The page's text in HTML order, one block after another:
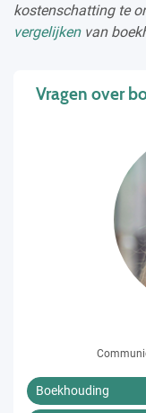
kostenschatting te
vergelijkenvan
Vragen over
Boekhouding